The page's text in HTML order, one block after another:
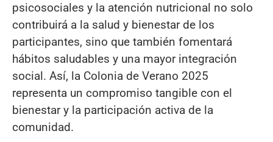
psicosociales y la atención nutricional no solo
contribuirá a la salud y bienestar de los
participantes, sino que también fomentará
hábitos saludables y una mayor integración
social. Así, la Colonia de Verano 2025
representa un compromiso tangible con el
bienestar y la participación activa de la
comunidad.